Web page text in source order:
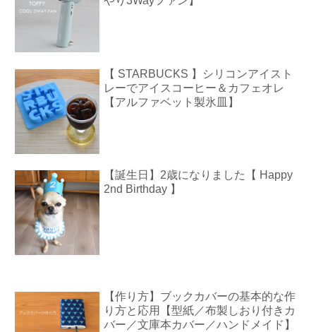
【 STARBUCKS 】シリコンアイスト
レーでアイスコーヒー＆カフェオレ
【アルファベット製氷皿】
【誕生日】2歳になりました【 Happy
2nd Birthday 】
【作り方】ブックカバーの基本的な作
り方と応用【型紙／布製しおり付きカ
バー／文庫本カバー／ハンドメイド】